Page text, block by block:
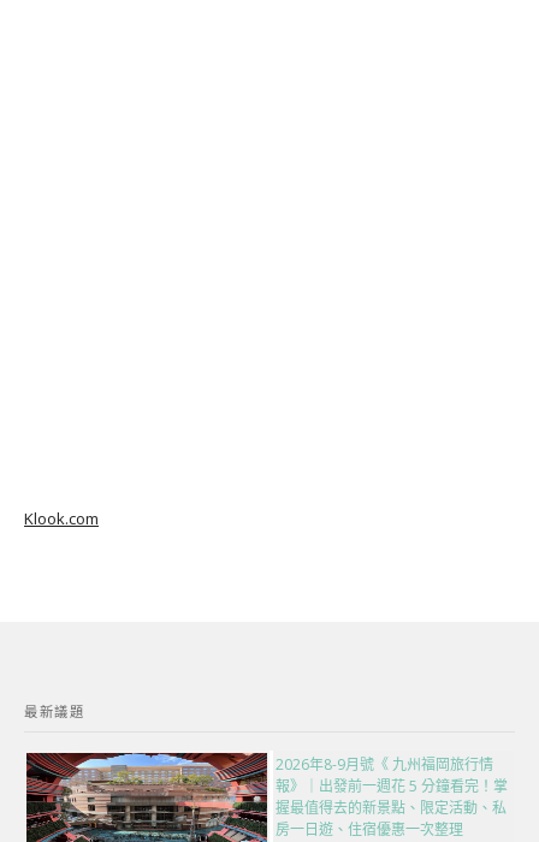
Klook.com
最新議題
2026年8-9月號《 九州福岡旅行情
報》｜出發前一週花 5 分鐘看完！掌
握最值得去的新景點、限定活動、私
房一日遊、住宿優惠一次整理